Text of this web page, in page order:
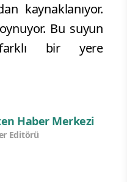
kaynaklanıyor.
Bu suyun
bir yere
Haber Merkezi
Editörü